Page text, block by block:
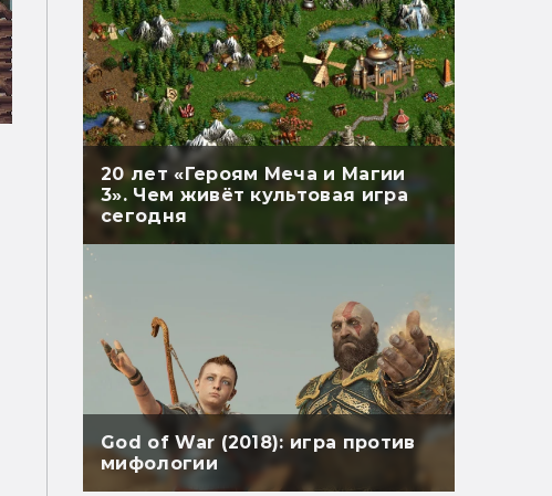
20 лет «Героям Меча и Магии
3». Чем живёт культовая игра
сегодня
God of War (2018): игра против
мифологии